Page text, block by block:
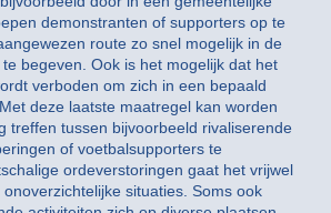
demonstranten of supporters op te
route zo snel mogelijk in de
begeven. Ook is het mogelijk dat het
verboden om zich in een bepaald
deze laatste maatregel kan worden
treffen tussen bijvoorbeeld rivaliserende
of voetbalsupporters te
ordeverstoringen gaat het vrijwel
situaties. Soms ook